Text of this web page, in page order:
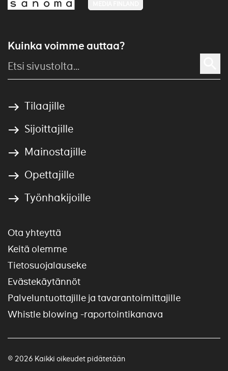
Kuinka voimme auttaa?
Tilaajille
Sijoittajille
Mainostajille
Opettajille
Työnhakijoille
Ota yhteyttä
Keitä olemme
Tietosuojalauseke
Evästekäytännöt
Palveluntuottajille ja tavarantoimittajille
Whistle blowing -raportointikanava
© 2026 Kaikki oikeudet pidätetään